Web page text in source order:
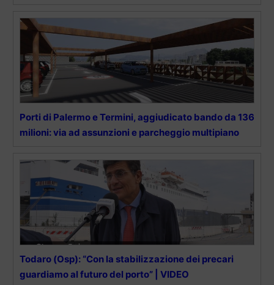
Porti di Palermo e Termini, aggiudicato bando da 136
milioni: via ad assunzioni e parcheggio multipiano
Todaro (Osp): “Con la stabilizzazione dei precari
guardiamo al futuro del porto” | VIDEO